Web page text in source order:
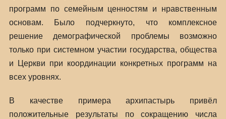
программ по семейным ценностям и нравственным
основам. Было подчеркнуто, что комплексное
решение демографической проблемы возможно
только при системном участии государства, общества
и Церкви при координации конкретных программ на
всех уровнях.
В качестве примера архипастырь привёл
положительные результаты по сокращению числа